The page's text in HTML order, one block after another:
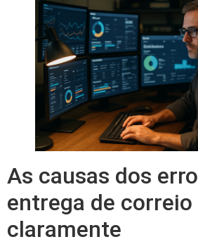
As causas dos
entrega de
claramente